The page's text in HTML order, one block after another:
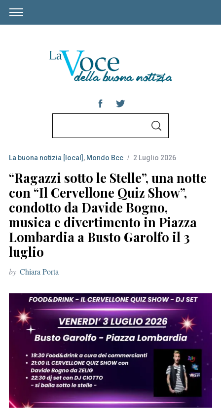
r
c
h
f
o
:
S
C
H
La buona notizia [local] , Mondo Bcc 2 Luglio 2026
“Ragazzi sotto le Stelle”, una notte
con “Il Cervellone Quiz Show”,
condotto da Davide Bogno,
musica e divertimento in Piazza
Lombardia a Busto Garolfo il 3
luglio
by Chiara Porta